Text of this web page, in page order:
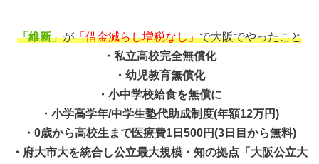
「維新」が「借金減らし増税なし」で大阪でやったこと
・私立高校完全無償化
・幼児教育無償化
・小中学校給食を無償に
・小学高学年/中学生塾代助成制度(年額12万円)
・0歳から高校生まで医療費1日500円(3日目から無料)
・府大市大を統合し公立最大規模・知の拠点「大阪公立大